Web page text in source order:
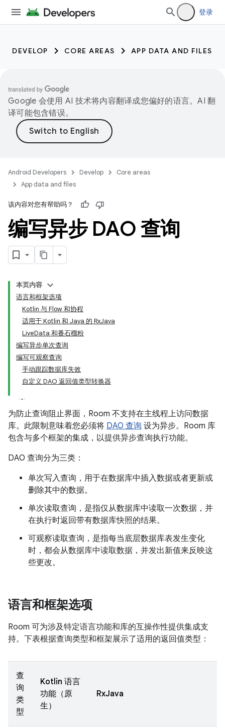
登录
DEVELOP CORE AREAS APP DATA AND FILES
Google 会使用 AI 技术将内容翻译成您偏好的语言。AI 翻
译可能包含错误。
Android Developers Develop
Core areas
App data and files
该内容对您有帮助吗？
编写异步 DAO 查询
本页内容
语言和框架选项
Kotlin 与 Flow 和协程
适用于 Kotlin 和 Java 的 RxJava
LiveData 和番石榴粉
编写异步单次查询
编写可观察查询
手动跟踪数据库失效
自定义 DAO 返回值类型转换器
为防止查询阻止界面，Room 不支持在主线程上访问数据
库。此限制意味着您必须将 DAO 查询 设为异步。Room 库
包含与多个框架的集成，以提供异步查询执行功能。
DAO 查询分为三类：
单次写入查询，用于在数据库中插入数据或者更新或
删除其中的数据。
单次读取查询，是指仅从数据库中读取一次数据，并
在执行时返回带有数据库快照的结果。
可观察读取查询，是指每当底层数据库表发生变化
时，都会从数据库中读取数据，并发出新值来反映这
些更改。
语言和框架选项
Room 可为涉及特定语言功能和库的互操作性提供集成支
持。下表根据查询类型和框架展示了适用的返回值类型：
查
询
类
型
Kotlin 语言
功能（原
生）
RxJava